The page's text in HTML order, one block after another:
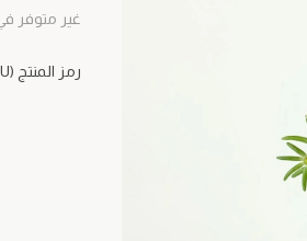
غير متوفر
رمز المنتج (SKU)